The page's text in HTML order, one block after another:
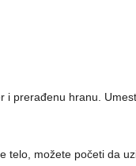
i prerađenu hranu.
telo, možete početi da